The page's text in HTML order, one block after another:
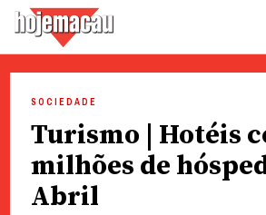
content
SOCIEDADE
Turismo | Hotéis
milhões de
Abril